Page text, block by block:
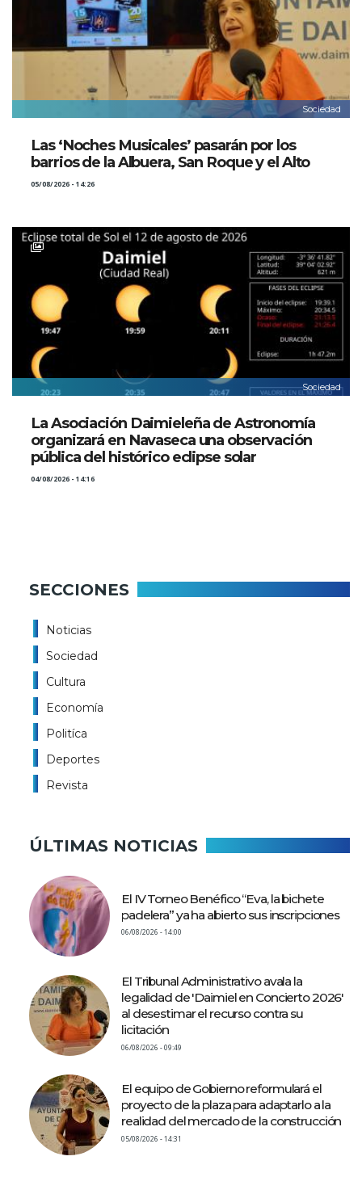
Sociedad
Las ‘Noches Musicales’ pasarán por los
barrios de la Albuera, San Roque y el Alto
05/08/2026 - 14:26
Sociedad
La Asociación Daimieleña de Astronomía
organizará en Navaseca una observación
pública del histórico eclipse solar
04/08/2026 - 14:16
SECCIONES
Noticias
Sociedad
Cultura
Economía
Politíca
Deportes
Revista
ÚLTIMAS NOTICIAS
El IV Torneo Benéfico “Eva, la bichete
padelera” ya ha abierto sus inscripciones
06/08/2026 - 14:00
El Tribunal Administrativo avala la
legalidad de 'Daimiel en Concierto 2026'
al desestimar el recurso contra su
licitación
06/08/2026 - 09:49
El equipo de Gobierno reformulará el
proyecto de la plaza para adaptarlo a la
realidad del mercado de la construcción
05/08/2026 - 14:31